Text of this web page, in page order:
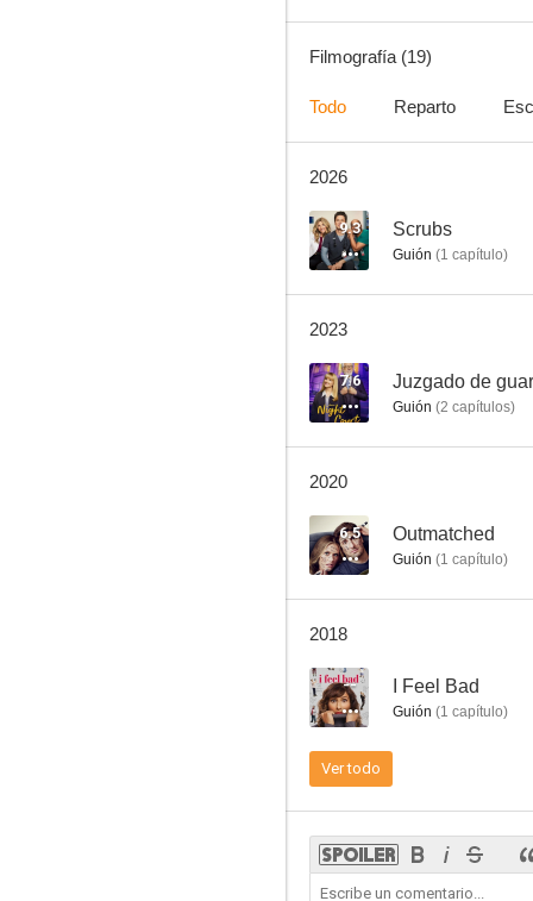
Filmografía (19)
Todo Reparto
2026
9.3 Scrubs
Guión (1 capítulo)
2023
7.6 Juzgado de
Guión (2 capítulos)
2020
6.5 Outmatched
Guión (1 capítulo)
2018
-- I Feel Bad
Guión (1 capítulo)
Ver todo